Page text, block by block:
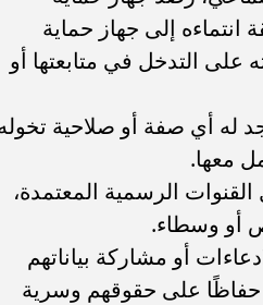
إلى جهاز حماية
على التدخل في متابعتها أو
له أي صفة أو صلاحية
معها.
الرسمية المعتمدة،
أو وسطاء.
أو مشاركة بياناتهم
حفاظًا على حقوقهم وسرية
الثاني للعام الدراسي ٢٠٢٥...